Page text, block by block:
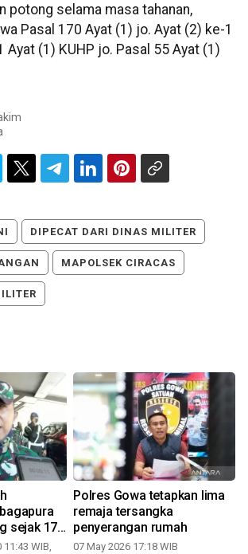
potong selama masa tahanan,
Pasal 170 Ayat (1) jo. Ayat (2) ke-1
Ayat (1) KUHP jo. Pasal 55 Ayat (1)
DIPECAT DARI DINAS MILITER
MAPOLSEK CIRACAS
sejak 17
WIB,
Polres Gowa tetapkan lima
remaja tersangka
penyerangan rumah
07 May 2026 17:18 WIB